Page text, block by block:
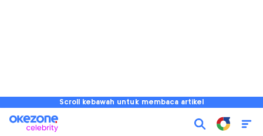
Scroll kebawah untuk membaca artikel